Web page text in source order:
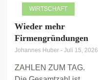
WIRTSCHAFT
Wieder mehr
Firmengründungen
Johannes Huber - Juli 15, 2026
ZAHLEN ZUM TAG.